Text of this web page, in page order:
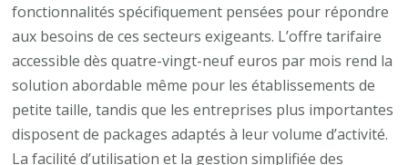
fonctionnalités spécifiquement pensées pour répondre
aux besoins de ces secteurs exigeants. L’offre tarifaire
accessible dès quatre-vingt-neuf euros par mois rend la
solution abordable même pour les établissements de
petite taille, tandis que les entreprises plus importantes
disposent de packages adaptés à leur volume d’activité.
La facilité d’utilisation et la gestion simplifiée des